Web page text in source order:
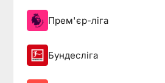
Прем'єр-ліга
Бундесліга